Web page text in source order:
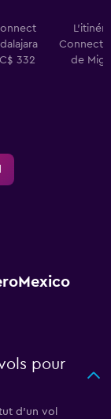
332
Connect
de
pour
d'un vol